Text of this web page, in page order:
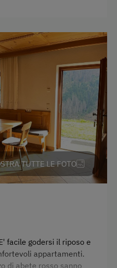
(kingsize)
TUTTE LE FOTO
facile godersi il riposo e
appartamenti.
di abete rosso sanno